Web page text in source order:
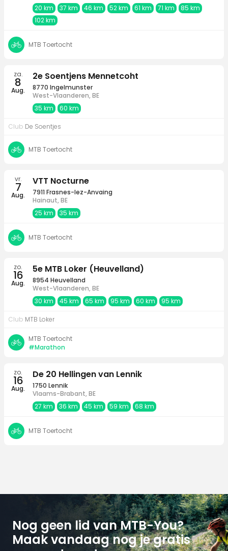
20 km
37 km 46 km 52 km 61 km 71 km
85 km
102 km
MTB Toertocht
za.
8
Aug.
2e Soentjens Mennetcoht
8770 Ingelmunster
West-Vlaanderen, BE
35 km
60 km
Club De Soentjes
MTB Toertocht
vr.
7
Aug.
VTT Nocturne
7911 Frasnes-lez-Anvaing
Hainaut, BE
25 km
35 km
MTB Toertocht
zo.
16
Aug.
5e MTB Loker (Heuvelland)
8954 Heuvelland
West-Vlaanderen, BE
30 km
45 km 65 km 95 km 60 km 95 km
Club MTB Loker
MTB Toertocht
#Marathon
zo.
16
Aug.
De 20 Hellingen van Lennik
1750 Lennik
Vlaams-Brabant, BE
27 km
36 km 45 km 59 km 68 km
MTB Toertocht
Nog geen lid van MTB-You?
Maak vandaag nog je gratis